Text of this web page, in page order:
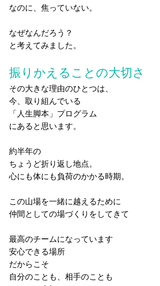
なのに、焦っていない。
なぜなんだろう？
と考えてみました。
振りかえることの大切さ
その大きな理由のひとつは、
今、取り組んでいる
「人生脚本」プログラム
にあると思います。
約半年の
ちょうど折り返し地点。
心にも体にも負荷のかかる時期。
この山場を一緒に越えるために
仲間としての場づくりをしてきて
最高のチームになっています
安心できる場所
だからこそ
自分のことも、相手のことも